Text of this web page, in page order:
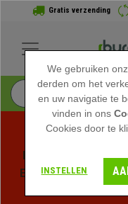
Gratis verzending
Profiteer van de
Exclusieve
We gebruiken
derden om het
en uw navigatie te
vinden in ons
Cookies door te
INSTELLEN